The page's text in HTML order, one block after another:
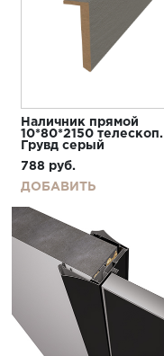
Наличник прямой
10*80*2150 телескоп.
Грувд серый
788 руб.
ДОБАВИТЬ